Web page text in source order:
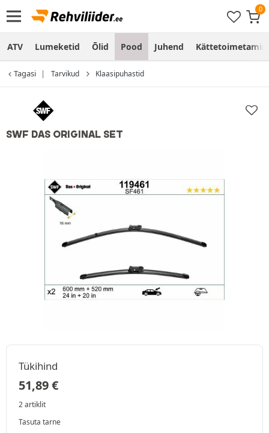
ATV Lumeketid Õlid Pood Juhend
Tagasi Tarvikud Klaasipuhastid
SWF DAS ORIGINAL SET
Tükihind
51,89€
2 artiklit
Tasuta tarne